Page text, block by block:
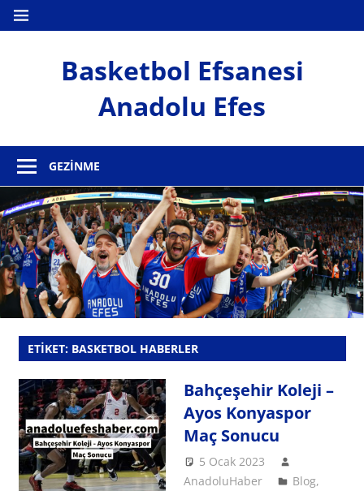
İçeriğe
geç MENÜ
Basketbol Efsanesi
Anadolu Efes
Efes
Sitesi
GEZINME
ETIKET: BASKETBOL HABERLER
Bahçeşehir Koleji –
Ayos Konyaspor
Maç Sonucu
5 Ocak 2023
AnadoluHaber
Blog,